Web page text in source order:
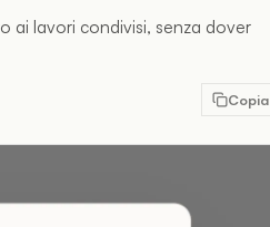
ai lavori condivisi, senza dover
Copia